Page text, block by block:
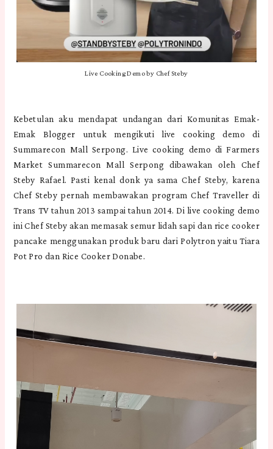
Live Cooking Demo by Chef Steby
Kebetulan aku mendapat undangan dari Komunitas Emak-
Emak Blogger untuk mengikuti live cooking demo di
Summarecon Mall Serpong. Live cooking demo di Farmers
Market Summarecon Mall Serpong dibawakan oleh Chef
Steby Rafael. Pasti kenal donk ya sama Chef Steby, karena
Chef Steby pernah membawakan program Chef Traveller di
Trans TV tahun 2013 sampai tahun 2014. Di live cooking demo
ini Chef Steby akan memasak semur lidah sapi dan rice cooker
pancake menggunakan produk baru dari Polytron yaitu Tiara
Pot Pro dan Rice Cooker Donabe.